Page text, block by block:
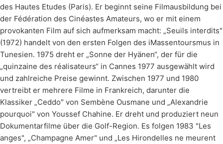
des Hautes Etudes (Paris). Er beginnt seine Filmausbildung bei
der Fédération des Cinéastes Amateurs, wo er mit einem
provokanten Film auf sich aufmerksam macht: „Seuils interdits"
(1972) handelt von den ersten Folgen des iMassentoursmus in
Tunesien. 1975 dreht er „Sonne der Hyänen“, der für die
„quinzaine des réalisateurs“ in Cannes 1977 ausgewählt wird
und zahlreiche Preise gewinnt. Zwischen 1977 und 1980
vertreibt er mehrere Filme in Frankreich, darunter die
Klassiker „Ceddo" von Sembène Ousmane und „Alexandrie
pourquoi" von Youssef Chahine. Er dreht und produziert neun
Dokumentarfilme über die Golf-Region. Es folgen 1983 "Les
anges", „Champagne Amer" und „Les Hirondelles ne meurent